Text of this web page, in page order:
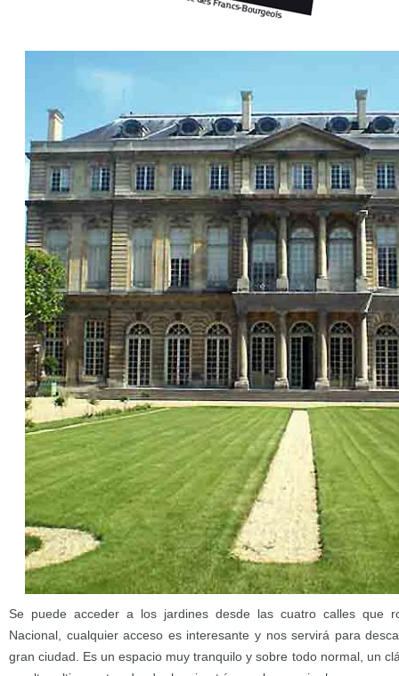
Se puede acceder a los jardines desde las cuatro calles que
Nacional, cualquier acceso es interesante y nos servirá para
gran ciudad. Es un espacio muy tranquilo y sobre todo normal, un